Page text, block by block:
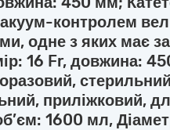
контролем
одне з яких має
16 Fr, довжина:
приліжковий,
1600 мл,